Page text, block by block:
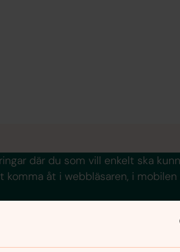
där du som vill enkelt ska
åt i webbläsaren, i